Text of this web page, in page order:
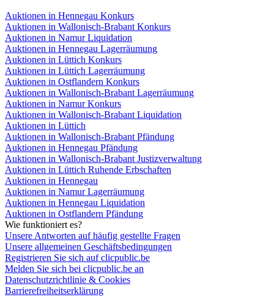
Auktionen in Hennegau Konkurs
Auktionen in Wallonisch-Brabant Konkurs
Auktionen in Namur Liquidation
Auktionen in Hennegau Lagerräumung
Auktionen in Lüttich Konkurs
Auktionen in Lüttich Lagerräumung
Auktionen in Ostflandern Konkurs
Auktionen in Wallonisch-Brabant Lagerräumung
Auktionen in Namur Konkurs
Auktionen in Wallonisch-Brabant Liquidation
Auktionen in Lüttich
Auktionen in Wallonisch-Brabant Pfändung
Auktionen in Hennegau Pfändung
Auktionen in Wallonisch-Brabant Justizverwaltung
Auktionen in Lüttich Ruhende Erbschaften
Auktionen in Hennegau
Auktionen in Namur Lagerräumung
Auktionen in Hennegau Liquidation
Auktionen in Ostflandern Pfändung
Wie funktioniert es?
Unsere Antworten auf häufig gestellte Fragen
Unsere allgemeinen Geschäftsbedingungen
Registrieren Sie sich auf clicpublic.be
Melden Sie sich bei clicpublic.be an
Datenschutzrichtlinie & Cookies
Barrierefreiheitserklärung